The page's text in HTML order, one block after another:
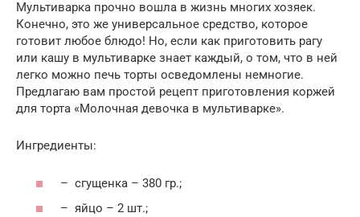
Мультиварка прочно вошла в жизнь многих хозяек.
Конечно, это же универсальное средство, которое
готовит любое блюдо! Но, если как приготовить рагу
или кашу в мультиварке знает каждый, о том, что в ней
легко можно печь торты осведомлены немногие.
Предлагаю вам простой рецепт приготовления коржей
для торта «Молочная девочка в мультиварке».
Ингредиенты:
– сгущенка – 380 гр.;
– яйцо – 2 шт.;